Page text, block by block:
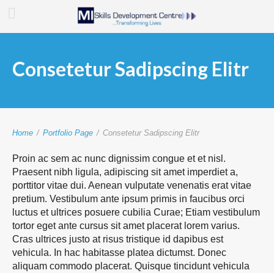
Consetetur Sadipscing Elitr
Home / Portfolio Page / Consetetur Sadipscing Elitr
Proin ac sem ac nunc dignissim congue et et nisl.
Praesent nibh ligula, adipiscing sit amet imperdiet a,
porttitor vitae dui. Aenean vulputate venenatis erat vitae
pretium. Vestibulum ante ipsum primis in faucibus orci
luctus et ultrices posuere cubilia Curae; Etiam vestibulum
tortor eget ante cursus sit amet placerat lorem varius.
Cras ultrices justo at risus tristique id dapibus est
vehicula. In hac habitasse platea dictumst. Donec
aliquam commodo placerat. Quisque tincidunt vehicula